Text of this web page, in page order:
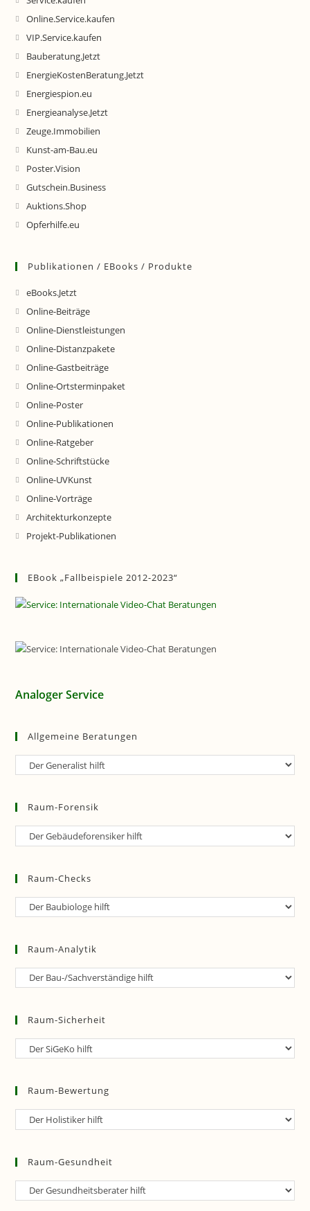
Online.Service.kaufen
VIP.Service.kaufen
Bauberatung.Jetzt
EnergieKostenBeratung.Jetzt
Energiespion.eu
Energieanalyse.Jetzt
Zeuge.Immobilien
Kunst-am-Bau.eu
Poster.Vision
Gutschein.Business
Auktions.Shop
Opferhilfe.eu
Publikationen / EBooks / Produkte
eBooks.Jetzt
Online-Beiträge
Online-Dienstleistungen
Online-Distanzpakete
Online-Gastbeiträge
Online-Ortsterminpaket
Online-Poster
Online-Publikationen
Online-Ratgeber
Online-Schriftstücke
Online-UVKunst
Online-Vorträge
Architekturkonzepte
Projekt-Publikationen
EBook „Fallbeispiele 2012-2023“
Analoger Service
Allgemeine Beratungen
Allgemeine
Raum-Forensik
Raum-
Raum-Checks
Raum-
Raum-Analytik
Raum-
Raum-Sicherheit
Raum-
Raum-Bewertung
Raum-
Raum-Gesundheit
Raum-